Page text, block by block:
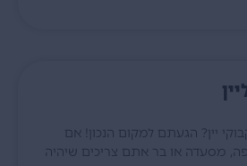
יין? הגעתם למקום הנכון! אם
מסעדה או בר אתם צריכים שיהיה